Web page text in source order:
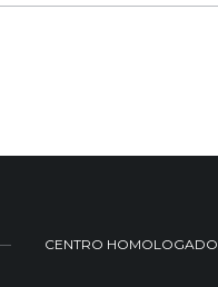
CENTRO HOMOLOGADO